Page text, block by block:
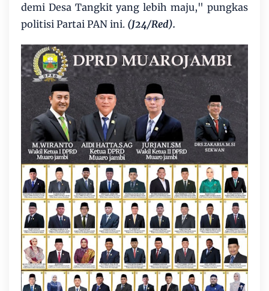
demi Desa Tangkit yang lebih maju," pungkas
politisi Partai PAN ini. (J24/Red).